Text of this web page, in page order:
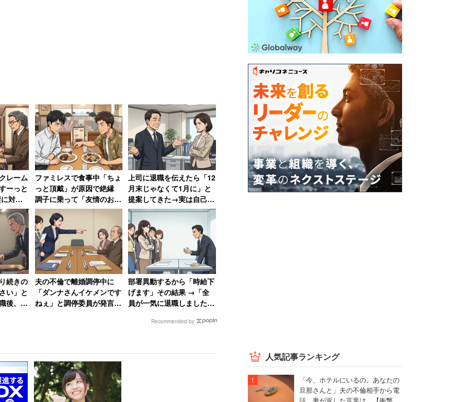
・宿泊費なども考慮すべき、本来は払うべきだが、
、社会人の常識を諭す声が多くあがりました。
覚、常識が試される
始まり「三千円の高価な写真立て」（これを鼻で笑
「披露宴をあげた私に祝電のみではおかしい」とい
えば「ケチ」なのですが、そんなにお金がないのか…
る理由は、若い世代が合理的になっている、目立ち
な余裕のなさも大きな要因です。春に結婚して年末ま
いにしても、ご祝儀の有無や金額で友人関係がギス
れません。結婚式は、友情度と金銭感覚・常識な
す。
レーム
ーっと
対応
ニヤニ
ファミレスで食事中「ちょ
っと頂戴」が原因で絶縁
調子に乗って「友情のお子
様ランチ」を作ってSNS
で“プチバズ”した友人の末
路
上司に退職を伝えたら「12
月末じゃなくて1月に」と
提案してきた→実は自己保
身の工作、「セクハラ体質
の上に卑怯者」と振り返る
女性
続きの
い」と
後、元
夫の不倫で離婚調停中に
「ダンナさんイケメンです
ねぇ」と調停委員が発言
部署異動するから「時給下
げます」その結果 →「全
員が一気に退職しました」
Recommended by
人気記事ランキング
「今、ホテルにいるの。あなたの
旦那さんと」夫の不倫相手から電